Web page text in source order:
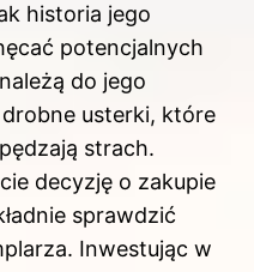
historia jego
potencjalnych
do jego
drobne usterki, które
strach.
decyzję o zakupie
sprawdzić
Inwestując w